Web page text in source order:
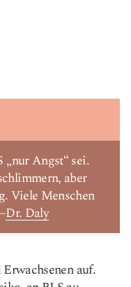
„nur Angst“ sei.
aber
Viele Menschen
Dr. Daly
auf.